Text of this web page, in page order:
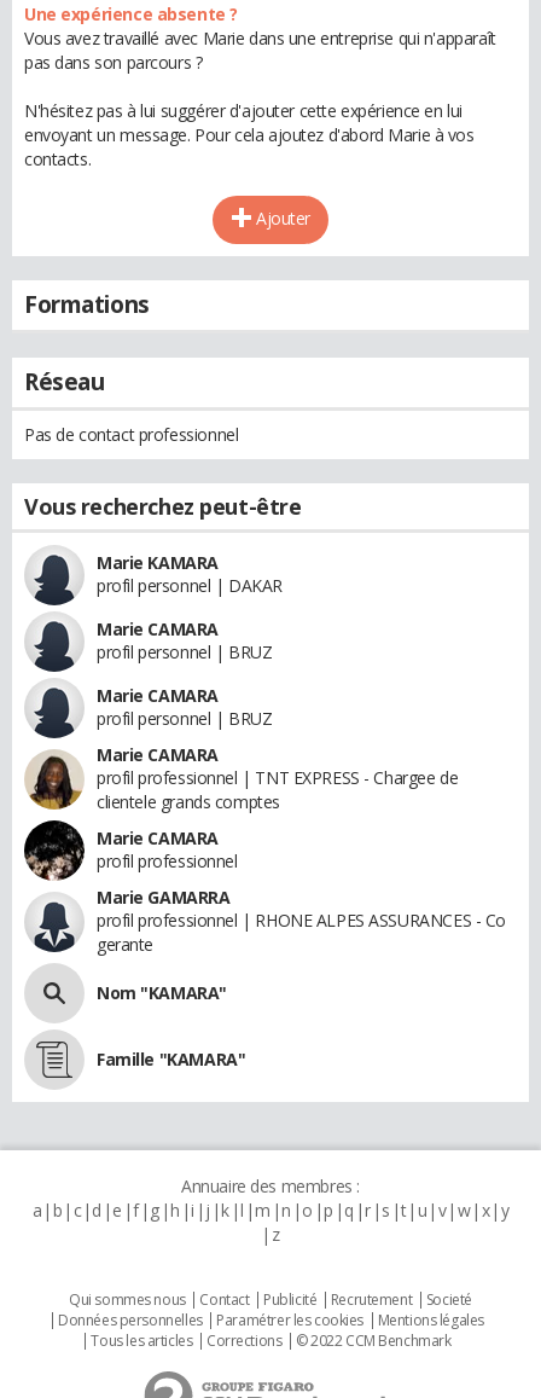
Une expérience absente ?
Vous avez travaillé avec Marie dans une entreprise qui n'apparaît
pas dans son parcours ?
N'hésitez pas à lui suggérer d'ajouter cette expérience en lui
envoyant un message. Pour cela ajoutez d'abord Marie à vos
contacts.
Ajouter
Formations
Réseau
Pas de contact professionnel
Vous recherchez peut-être
Marie KAMARA
profil personnel | DAKAR
Marie CAMARA
profil personnel | BRUZ
Marie CAMARA
profil personnel | BRUZ
Marie CAMARA
profil professionnel | TNT EXPRESS - Chargee de
clientele grands comptes
Marie CAMARA
profil professionnel
Marie GAMARRA
profil professionnel | RHONE ALPES ASSURANCES - Co
gerante
Nom "KAMARA"
Famille "KAMARA"
Annuaire des membres :
a b c d e f g h i j k l m n o p q r s t u v w x y
z
Qui sommes nous Contact Publicité Recrutement
Societé
Données personnelles
Paramétrer les cookies
Mentions légales
Tous les articles
Corrections © 2022 CCM Benchmark